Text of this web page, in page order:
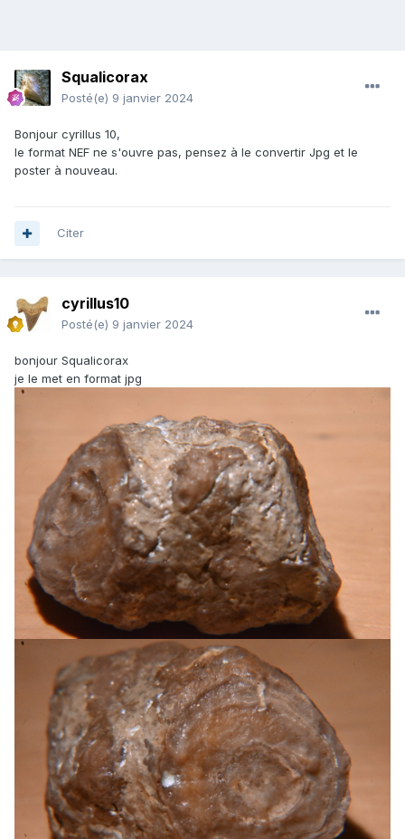
Squalicorax
Posté(e) 9 janvier 2024
Bonjour cyrillus 10,
le format NEF ne s'ouvre pas, pensez à le convertir Jpg et le
poster à nouveau.
Citer
cyrillus10
Posté(e) 9 janvier 2024
bonjour Squalicorax
je le met en format jpg